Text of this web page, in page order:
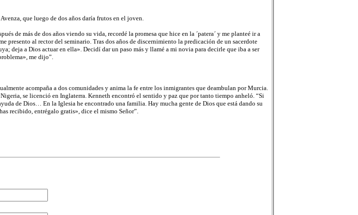
que luego de dos años daría frutos en el joven.
de más de dos años viendo su vida, recordé la promesa que hice en la ´patera´ y me planteé ir a
presento al rector del seminario. Tras dos años de discernimiento la predicación de un sacerdote
deja a Dios actuar en ella». Decidí dar un paso más y llamé a mi novia para decirle que iba a ser
me dijo”.
acompaña a dos comunidades y anima la fe entre los inmigrantes que deambulan por Murcia.
se licenció en Inglaterra. Kenneth encontró el sentido y paz que por tanto tiempo anheló. “Si
de Dios… En la Iglesia he encontrado una familia. Hay mucha gente de Dios que está dando su
recibido, entrégalo gratis», dice el mismo Señor”.